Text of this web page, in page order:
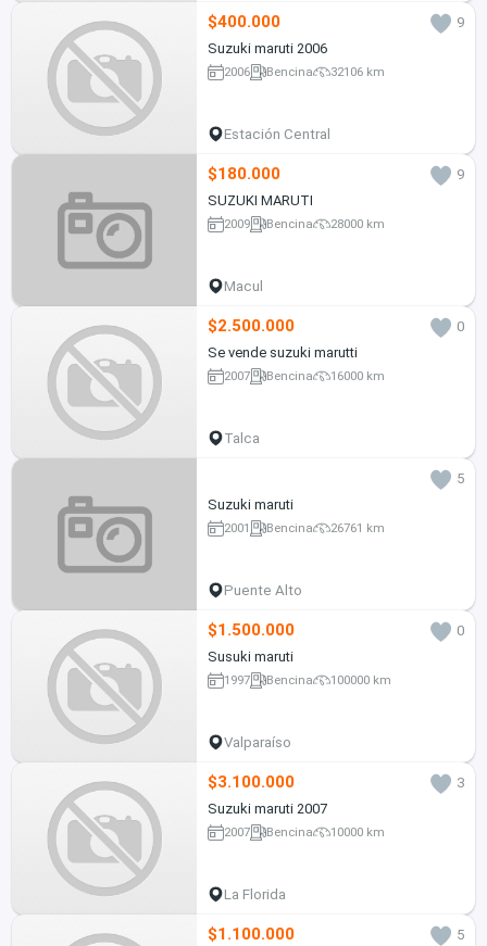
$400.000
9
Suzuki maruti 2006
2006 Bencina 32106 km
Estación Central
$180.000
9
SUZUKI MARUTI
2009 Bencina 28000 km
Macul
$2.500.000
0
Se vende suzuki marutti
2007 Bencina 16000 km
Talca
5
Suzuki maruti
2001 Bencina 26761 km
Puente Alto
$1.500.000
0
Susuki maruti
1997 Bencina 100000 km
Valparaíso
$3.100.000
3
Suzuki maruti 2007
2007 Bencina 10000 km
La Florida
$1.100.000
5